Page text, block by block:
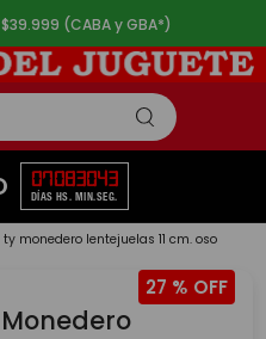
(CABA y GBA*)
07
DÍAS
08
HS.
30
MIN.
43
SEG.
monedero lentejuelas 11 cm. oso
27 %